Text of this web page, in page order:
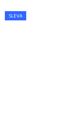
SLEVA